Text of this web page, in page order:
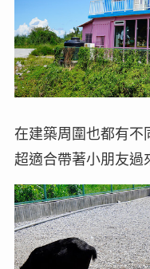
在建築周圍也都有不
超適合帶著小朋友過